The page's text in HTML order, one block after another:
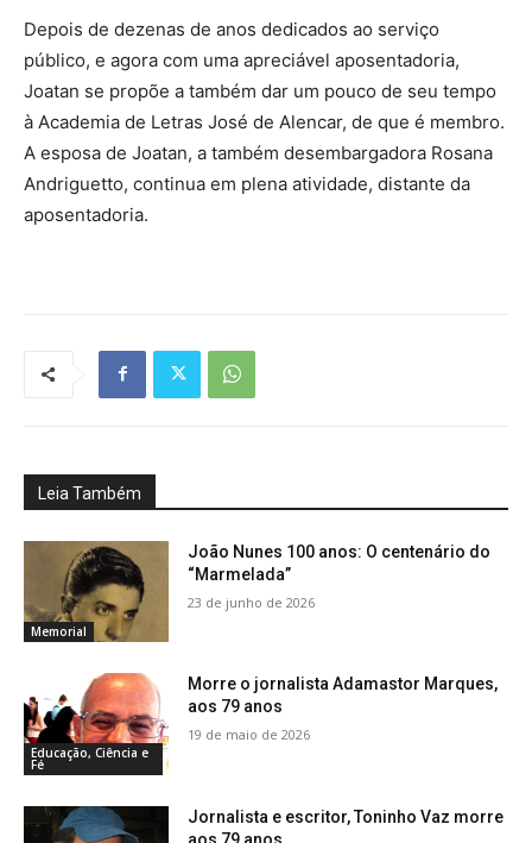
Depois de dezenas de anos dedicados ao serviço
público, e agora com uma apreciável aposentadoria,
Joatan se propõe a também dar um pouco de seu tempo
à Academia de Letras José de Alencar, de que é membro.
A esposa de Joatan, a também desembargadora Rosana
Andriguetto, continua em plena atividade, distante da
aposentadoria.
Leia Também
Memorial
João Nunes 100 anos: O centenário do
“Marmelada”
23 de junho de 2026
Educação, Ciência e
Fé
Morre o jornalista Adamastor Marques,
aos 79 anos
19 de maio de 2026
Jornalista e escritor, Toninho Vaz morre